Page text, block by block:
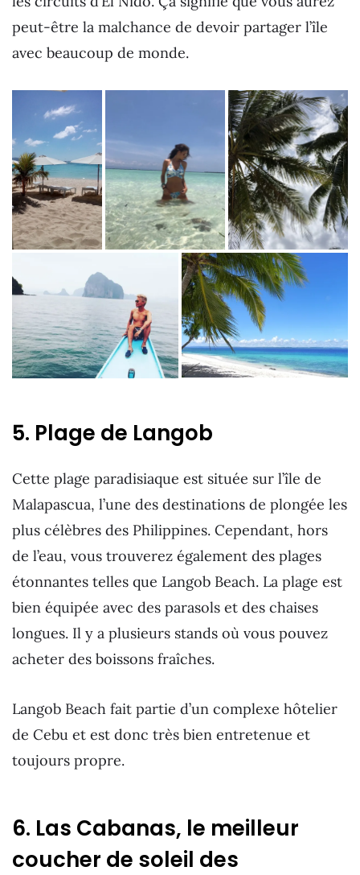
peut-être la malchance de devoir partager l’île
avec beaucoup de monde.
5. Plage de Langob
Cette plage paradisiaque est située sur l’île de
Malapascua, l’une des destinations de plongée les
plus célèbres des Philippines. Cependant, hors
de l’eau, vous trouverez également des plages
étonnantes telles que Langob Beach. La plage est
bien équipée avec des parasols et des chaises
longues. Il y a plusieurs stands où vous pouvez
acheter des boissons fraîches.
Langob Beach fait partie d’un complexe hôtelier
de Cebu et est donc très bien entretenue et
toujours propre.
6. Las Cabanas, le meilleur
coucher de soleil des